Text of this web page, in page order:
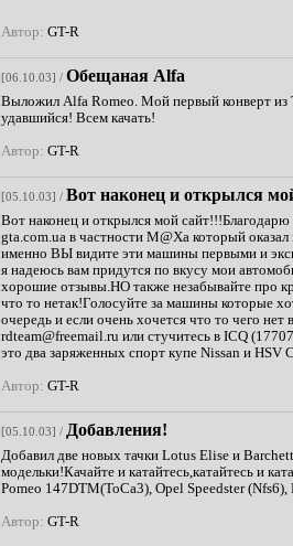
Автор: GT-R
[06.10.03] / Обещаная Alfa
Выложил Alfa Romeo. Мой первый конверт из
удавшийся! Всем качать!
Автор: GT-R
[05.10.03] / Вот наконец и открылся
Вот наконец и открылся мой
gta.com.ua в частности M@Xa который
именно ВЫ видите эти машины первыми и
я надеюсь вам придутся по вкусу мои
хорошие отзывы.НО также незабывайте про
что то нетак!Голосуйте за машины которые
очередь и если очень хочется что то чего
rdteam@freemail.ru или стучитесь в ICQ
это два заряженных спорт купе Nissan и
Автор: GT-R
[05.10.03] / Добавления!
Добавил две новых тачки Lotus Elise и
модельки!Качайте и катайтесь,катайтесь и
Pomeo 147DTM(ToCa3), Opel Speedster
Автор: GT-R